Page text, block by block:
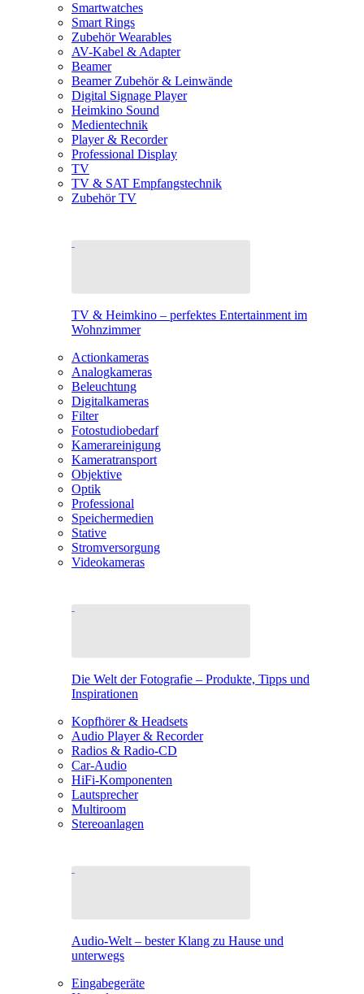
Smartwatches
Smart Rings
Zubehör Wearables
AV-Kabel & Adapter
Beamer
Beamer Zubehör & Leinwände
Digital Signage Player
Heimkino Sound
Medientechnik
Player & Recorder
Professional Display
TV
TV & SAT Empfangstechnik
Zubehör TV
TV & Heimkino – perfektes Entertainment im
Wohnzimmer
Actionkameras
Analogkameras
Beleuchtung
Digitalkameras
Filter
Fotostudiobedarf
Kamerareinigung
Kameratransport
Objektive
Optik
Professional
Speichermedien
Stative
Stromversorgung
Videokameras
Die Welt der Fotografie – Produkte, Tipps und
Inspirationen
Kopfhörer & Headsets
Audio Player & Recorder
Radios & Radio-CD
Car-Audio
HiFi-Komponenten
Lautsprecher
Multiroom
Stereoanlagen
Audio-Welt – bester Klang zu Hause und
unterwegs
Eingabegeräte